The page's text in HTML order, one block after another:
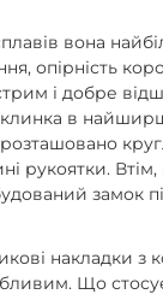
вона
опірність
і добре
в
рукоятки.
замок
накладки
Що